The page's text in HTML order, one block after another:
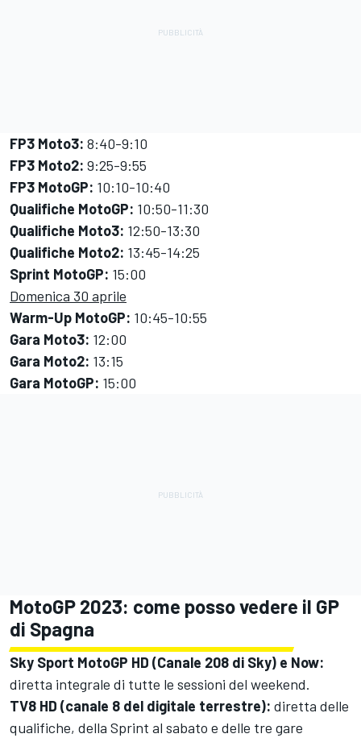
FP3 Moto3: 8:40-9:10
FP3 Moto2: 9:25-9:55
FP3 MotoGP: 10:10-10:40
Qualifiche MotoGP: 10:50-11:30
Qualifiche Moto3: 12:50-13:30
Qualifiche Moto2: 13:45-14:25
Sprint MotoGP: 15:00
Domenica 30 aprile
Warm-Up MotoGP: 10:45-10:55
Gara Moto3: 12:00
Gara Moto2: 13:15
Gara MotoGP: 15:00
MotoGP 2023: come posso vedere il GP
di Spagna
Sky Sport MotoGP HD (Canale 208 di Sky) e Now:
diretta integrale di tutte le sessioni del weekend.
TV8 HD (canale 8 del digitale terrestre): diretta delle
qualifiche, della Sprint al sabato e delle tre gare